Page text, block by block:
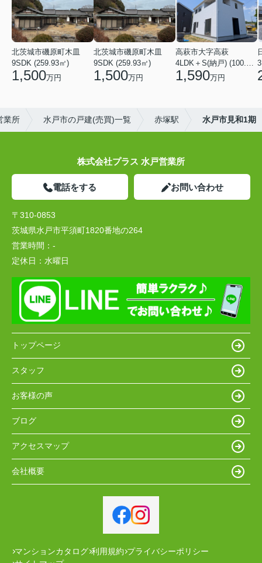
北茨城市磯原町木皿
9SDK (259.93㎡)
1,500万円
北茨城市磯原町木皿
9SDK (259.93㎡)
1,500万円
高萩市大字高萩
4LDK＋S(納戸) (100.44㎡)
1,590万円
業所 水戸市の戸建(売買)一覧 赤塚駅 水戸市見和1期
株式会社プラス 水戸営業所
電話をする お問い合わせ
〒310-0853
茨城県水戸市平須町1820番地の264
営業時間： -
定休日： 水曜日
トップページ
スタッフ
お客様の声
ブログ
アクセスマップ
会社概要
マンションカタログ 利用規約 プライバシーポリシー